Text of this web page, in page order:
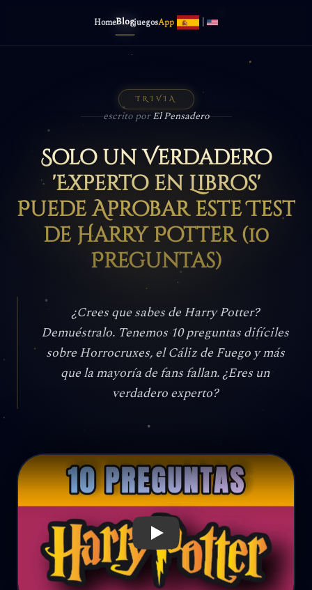
HomeBlogjuegosApp
TRIVIA
escrito porEl Pensadero
Solo un Verdadero
'Experto en Libros'
Puede Aprobar este Test
de Harry Potter (10
Preguntas)
¿Crees que sabes de Harry Potter?
Demuéstralo. Tenemos 10 preguntas difíciles
sobre Horrocruxes, el Cáliz de Fuego y más
que la mayoría de fans fallan. ¿Eres un
verdadero experto?
Reproducir: Solo un Verdadero 'Experto en Libros' Puede